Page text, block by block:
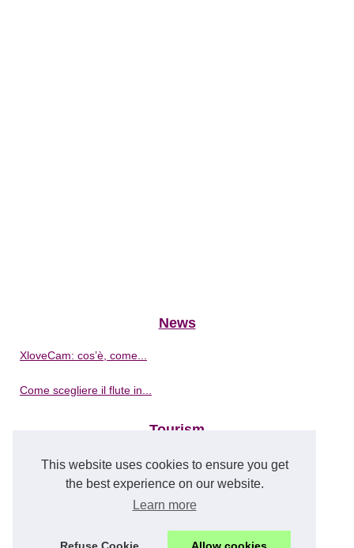
This website uses cookies to ensure you get
the best experience on our website.
Learn more
News
XloveCam: cos’è, come...
Come scegliere il flute in...
Tourism
Le migliori aree di sosta...
Yacht